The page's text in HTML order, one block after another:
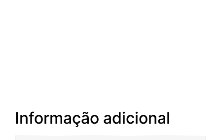
Informação adicional